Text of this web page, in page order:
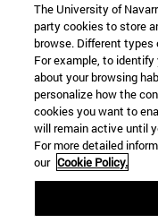
The University of
party cookies to store
browse. Different types
For example, to
about your browsing
personalize how the
cookies you want to
will remain active until
For more detailed
our Cookie Policy.